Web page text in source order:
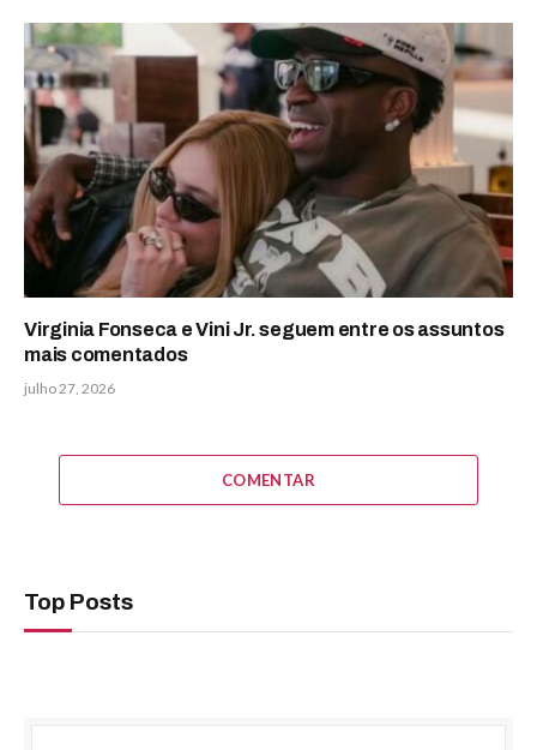
Virginia Fonseca e Vini Jr. seguem entre os assuntos
mais comentados
julho 27, 2026
COMENTAR
Top Posts